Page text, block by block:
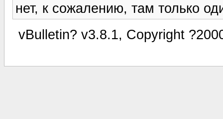
нет, к сожалению, там только
vBulletin? v3.8.1, Copyright